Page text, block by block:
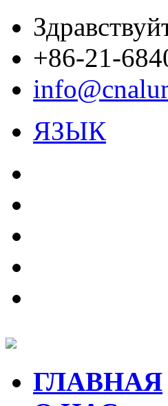
+86-21-
ЯЗЫК
ГЛАВНАЯ